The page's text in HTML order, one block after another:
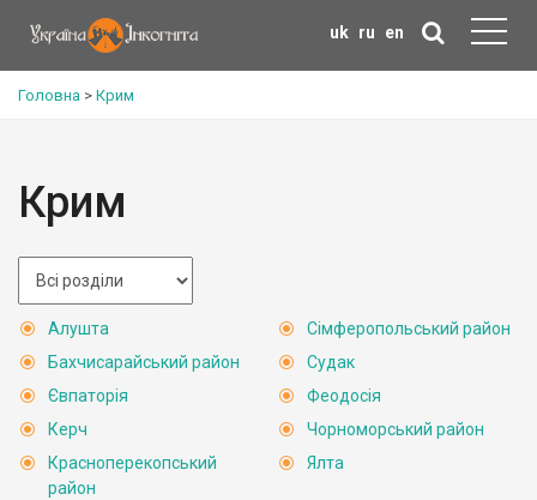
uk ru en
Головна > Крим
Крим
Алушта
Бахчисарайський район
Євпаторія
Керч
Красноперекопський
район
Сімферопольський район
Судак
Феодосія
Чорноморський район
Ялта